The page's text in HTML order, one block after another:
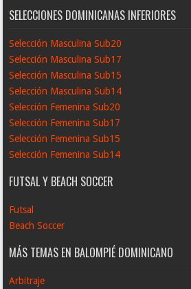
SELECCIONES DOMINICANAS INFERIORES
Selección Masculina Sub20
Selección Masculina Sub17
Selección Masculina Sub15
Selección Masculina Sub14
Selección Femenina Sub20
Selección Femenina Sub17
Selección Femenina Sub15
Selección Femenina Sub14
FUTSAL Y BEACH SOCCER
Futsal
Beach Soccer
MÁS TEMAS EN BALOMPIÉ DOMINICANO
Arbitraje